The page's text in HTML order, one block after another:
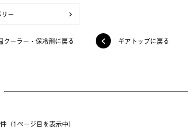
ー
クーラー・保冷剤に戻る ギアトップに戻る
（1ページ⽬を表⽰中）